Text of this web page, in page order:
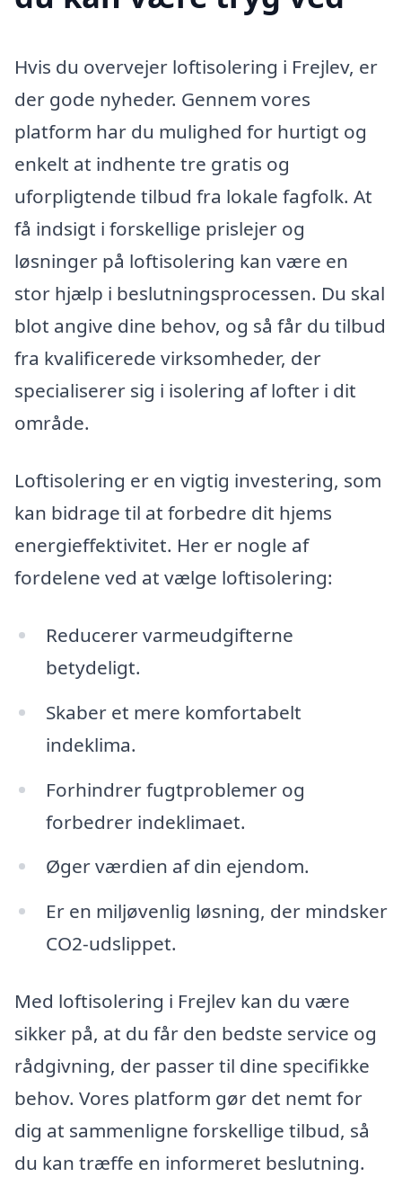
Hvis du overvejer loftisolering i Frejlev, er
der gode nyheder. Gennem vores
platform har du mulighed for hurtigt og
enkelt at indhente tre gratis og
uforpligtende tilbud fra lokale fagfolk. At
få indsigt i forskellige prislejer og
løsninger på loftisolering kan være en
stor hjælp i beslutningsprocessen. Du skal
blot angive dine behov, og så får du tilbud
fra kvalificerede virksomheder, der
specialiserer sig i isolering af lofter i dit
område.
Loftisolering er en vigtig investering, som
kan bidrage til at forbedre dit hjems
energieffektivitet. Her er nogle af
fordelene ved at vælge loftisolering:
Reducerer varmeudgifterne
betydeligt.
Skaber et mere komfortabelt
indeklima.
Forhindrer fugtproblemer og
forbedrer indeklimaet.
Øger værdien af din ejendom.
Er en miljøvenlig løsning, der mindsker
CO2-udslippet.
Med loftisolering i Frejlev kan du være
sikker på, at du får den bedste service og
rådgivning, der passer til dine specifikke
behov. Vores platform gør det nemt for
dig at sammenligne forskellige tilbud, så
du kan træffe en informeret beslutning.